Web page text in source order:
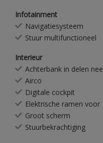
Infotainment
Navigatiesysteem
Stuur multifunctioneel
Interieur
Achterbank in delen
Airco
Digitale cockpit
Elektrische ramen voor
Groot scherm
Stuurbekrachtiging